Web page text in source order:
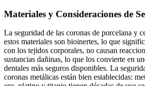
Materiales y Consideraciones de
La seguridad de las coronas de porcelana y
estos materiales son bioinertes, lo que
con los tejidos corporales, no causan
sustancias dañinas, lo que los convierte en
dentales más seguros disponibles. La
coronas metálicas están bien establecidas: